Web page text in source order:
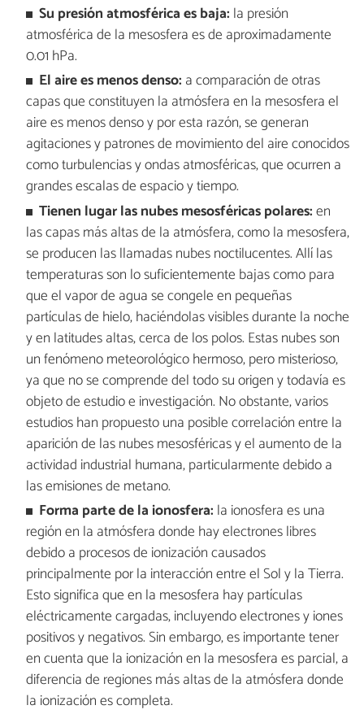
Su presión atmosférica es baja: la presión
atmosférica de la mesosfera es de aproximadamente
0.01 hPa.
El aire es menos denso: a comparación de otras
capas que constituyen la atmósfera en la mesosfera el
aire es menos denso y por esta razón, se generan
agitaciones y patrones de movimiento del aire conocidos
como turbulencias y ondas atmosféricas, que ocurren a
grandes escalas de espacio y tiempo.
Tienen lugar las nubes mesosféricas polares:en
las capas más altas de la atmósfera, como la mesosfera,
se producen las llamadas nubes noctilucentes. Allí las
temperaturas son lo suficientemente bajas como para
que el vapor de agua se congele en pequeñas
partículas de hielo, haciéndolas visibles durante la noche
y en latitudes altas, cerca de los polos. Estas nubes son
un fenómeno meteorológico hermoso, pero misterioso,
ya que no se comprende del todo su origen y todavía es
objeto de estudio e investigación. No obstante, varios
estudios han propuesto una posible correlación entre la
aparición de las nubes mesosféricas y el aumento de la
actividad industrial humana, particularmente debido a
las emisiones de metano.
Forma parte de la ionosfera: la ionosfera es una
región en la atmósfera donde hay electrones libres
debido a procesos de ionización causados
principalmente por la interacción entre el Sol y la Tierra.
Esto significa que en la mesosfera hay partículas
eléctricamente cargadas, incluyendo electrones y iones
positivos y negativos. Sin embargo, es importante tener
en cuenta que la ionización en la mesosfera es parcial, a
diferencia de regiones más altas de la atmósfera donde
la ionización es completa.